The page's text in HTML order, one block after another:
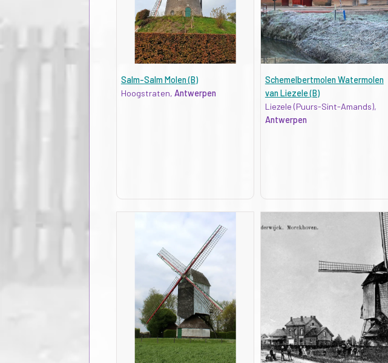
Salm-Salm Molen (B)
Hoogstraten, Antwerpen
Schemelbertmolen Watermolen
van Liezele (B)
Liezele (Puurs-Sint-Amands),
Antwerpen